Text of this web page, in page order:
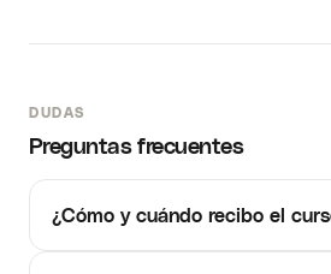
DUDAS
Preguntas frecuentes
¿Cómo y cuándo recibo el